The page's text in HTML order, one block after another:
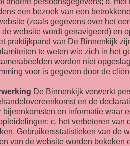
andere persoonsgegevens; b.
een bezoek van een
(zoals gegevens over het
website wordt genavigeerd) en
praktijkpand van De Binnenkijk
te weten wie zich in het
worden niet
voor is gegeven door de
De Binnenkijk verwerkt
en de
bijeenkomsten en informatie waar
c. het verbeteren
Gebruikersstatistieken van de
van de website worden